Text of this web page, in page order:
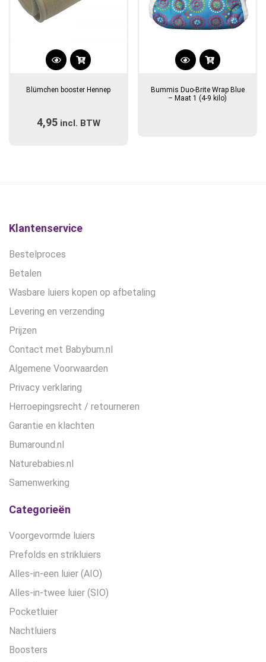
Blümchen booster Hennep
4,95 incl. BTW
Bummis Duo-Brite Wrap Blue
– Maat 1 (4-9 kilo)
Klantenservice
Bestelproces
Betalen
Wasbare luiers kopen op afbetaling
Levering en verzending
Prijzen
Contact met Babybum.nl
Algemene Voorwaarden
Privacy verklaring
Herroepingsrecht / retourneren
Garantie en klachten
Bumaround.nl
Naturebabies.nl
Samenwerking
Categorieën
Voorgevormde luiers
Prefolds en strikluiers
Alles-in-een luier (AIO)
Alles-in-twee luier (SIO)
Pocketluier
Nachtluiers
Boosters